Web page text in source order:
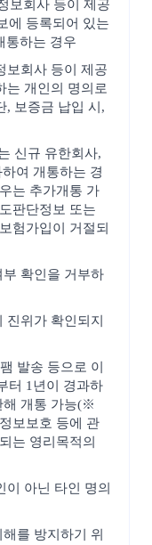
보회사 등이 제공
에 등록되어 있는
통하는 경우
보회사 등이 제공
는 개인의 명의로
, 보증금 납입 시,
신규 유한회사,
여 개통하는 경
는 추가개통 가
판단정보 또는
험가입이 거절되
확인을 거부하
진위가 확인되지
발송 등으로 이
터 1년이 경과하
해 개통 가능(※
보보호 등에 관
는 영리목적의
이 아닌 타인 명의
를 방지하기 위